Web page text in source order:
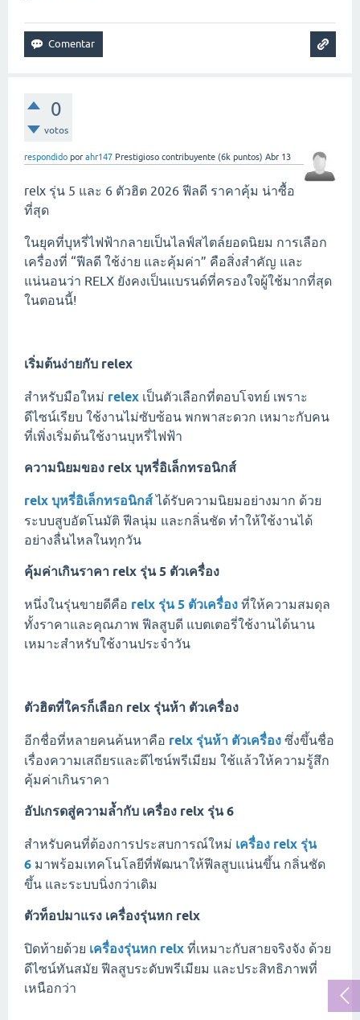
0
votos
respondido por ahr147 Prestigioso contribuyente (6k puntos) Abr 13
relx รุ่น 5 และ 6 ตัวฮิต 2026 ฟีลดี ราคาคุ้ม น่าซื้อ
ที่สุด
ในยุคที่บุหรี่ไฟฟ้ากลายเป็นไลฟ์สไตล์ยอดนิยม การเลือก
เครื่องที่ “ฟีลดี ใช้ง่าย และคุ้มค่า” คือสิ่งสำคัญ และ
แน่นอนว่า RELX ยังคงเป็นแบรนด์ที่ครองใจผู้ใช้มากที่สุด
ในตอนนี้!
เริ่มต้นง่ายกับ relex
สำหรับมือใหม่ relex เป็นตัวเลือกที่ตอบโจทย์ เพราะ
ดีไซน์เรียบ ใช้งานไม่ซับซ้อน พกพาสะดวก เหมาะกับคน
ที่เพิ่งเริ่มต้นใช้งานบุหรี่ไฟฟ้า
ความนิยมของ relx บุหรี่อิเล็กทรอนิกส์
relx บุหรี่อิเล็กทรอนิกส์ได้รับความนิยมอย่างมาก ด้วย
ระบบสูบอัตโนมัติ ฟีลนุ่ม และกลิ่นชัด ทำให้ใช้งานได้
อย่างลื่นไหลในทุกวัน
คุ้มค่าเกินราคา relx รุ่น 5 ตัวเครื่อง
หนึ่งในรุ่นขายดีคือ relx รุ่น 5 ตัวเครื่อง ที่ให้ความสมดุล
ทั้งราคาและคุณภาพ ฟีลสูบดี แบตเตอรี่ใช้งานได้นาน
เหมาะสำหรับใช้งานประจำวัน
ตัวฮิตที่ใครก็เลือก relx รุ่นห้า ตัวเครื่อง
อีกชื่อที่หลายคนค้นหาคือ relx รุ่นห้า ตัวเครื่อง ซึ่งขึ้นชื่อ
เรื่องความเสถียรและดีไซน์พรีเมียม ใช้แล้วให้ความรู้สึก
คุ้มค่าเกินราคา
อัปเกรดสู่ความล้ำกับ เครื่อง relx รุ่น 6
สำหรับคนที่ต้องการประสบการณ์ใหม่ เครื่อง relx รุ่น
6 มาพร้อมเทคโนโลยีที่พัฒนาให้ฟีลสูบแน่นขึ้น กลิ่นชัด
ขึ้น และระบบนิ่งกว่าเดิม
ตัวท็อปมาแรง เครื่องรุ่นหก relx
ปิดท้ายด้วย เครื่องรุ่นหก relx ที่เหมาะกับสายจริงจัง ด้วย
ดีไซน์ทันสมัย ฟีลสูบระดับพรีเมียม และประสิทธิภาพที่
เหนือกว่า